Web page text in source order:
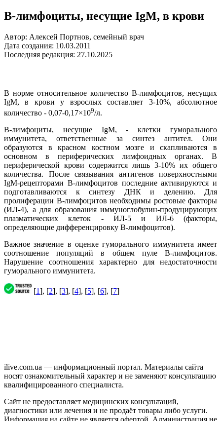
В-лимфоциты, несущие IgM, в крови
Автор: Алексей Портнов, семейный врач
Дата создания: 10.03.2011
Последняя редакция: 27.10.2025
В норме относительное количество В-лимфоцитов, несущих
IgM, в крови у взрослых составляет 3-10%, абсолютное
количество - 0,07-0,17×109/л.
В-лимфоциты, несущие IgM, - клетки гуморального
иммунитета, ответственные за синтез антител. Они
образуются в красном костном мозге и скапливаются в
основном в периферических лимфоидных органах. В
периферической крови содержится лишь 3-10% их общего
количества. После связывания антигенов поверхностными
IgM-рецепторами В-лимфоцитов последние активируются и
подготавливаются к синтезу ДНК и делению. Для
пролиферации В-лимфоцитов необходимы ростовые факторы
(ИЛ-4), а для образования иммуноглобулин-продуцирующих
плазматических клеток - ИЛ-5 и ИЛ-6 (факторы,
определяющие дифференцировку В-лимфоцитов).
Важное значение в оценке гуморального иммунитета имеет
соотношение популяций в общем пуле В-лимфоцитов.
Нарушение соотношения характерно для недостаточности
гуморального иммунитета.
[1], [2], [3], [4], [5], [6], [7]
ilive.com.ua — информационный портал. Материалы сайта
носят ознакомительный характер и не заменяют консультацию
квалифицированного специалиста.
Сайт не предоставляет медицинских консультаций,
диагностики или лечения и не продаёт товары либо услуги.